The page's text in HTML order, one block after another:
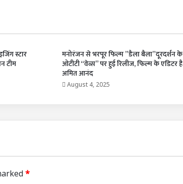
स्टार
टीम
मनोरंजन से भरपूर फिल्म ”डैला बैला”दूरदर्शन के
ओटीटी “वेव्स” पर हुई रिलीज, फिल्म के एडिटर है
अमित आनंद
August 4, 2025
*